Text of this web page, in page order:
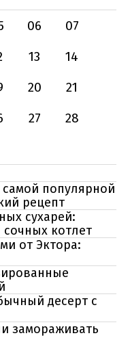
06
07
13
14
20
21
27
28
популярной
рецепт
сухарей:
котлет
от Эктора:
десерт с
замораживать